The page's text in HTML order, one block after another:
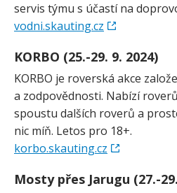
servis týmu s účastí na
vodni.skauting.cz
KORBO (25.-29. 9. 2024)
KORBO je roverská akce
a zodpovědnosti. Nabízí
spoustu dalších roverů a
nic míň. Letos pro 18+.
korbo.skauting.cz
Mosty přes Jarugu (27.-